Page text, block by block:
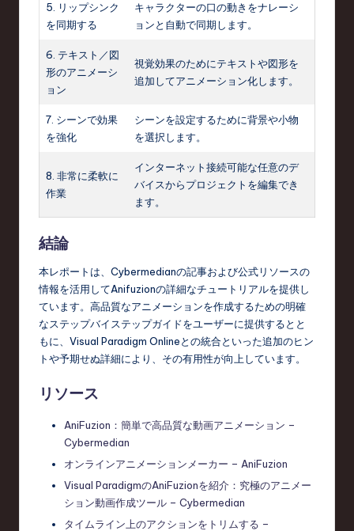
5. リップシンク
を同期する
キャラクターの口の動きをナレーシ
ョンと自動で同期します。
6. テキスト／図
形のアニメーシ
ョン
視覚効果のためにテキストや図形を
追加してアニメーション化します。
7. シーンで効果
を強化
シーンを設定するために背景や小物
を選択します。
8. 非常に柔軟に
作業
インターネット接続可能な任意のデ
バイスからプロジェクトを編集でき
ます。
結論
本レポートは、Cybermedianの記事および公式リソースの
情報を活用してAnifuzionの詳細なチュートリアルを提供し
ています。高品質なアニメーションを作成するための明確
なステップバイステップガイドをユーザーに提供するとと
もに、Visual Paradigm Onlineとの統合といった追加のヒン
トや予期せぬ詳細により、その有用性が向上しています。
リソース
AniFuzion：簡単で高品質な動画アニメーション –
Cybermedian
オンラインアニメーションメーカー – AniFuzion
Visual ParadigmのAniFuzionを紹介：究極のアニメー
ション動画作成ツール – Cybermedian
タイムライン上のアクションをトリムする –